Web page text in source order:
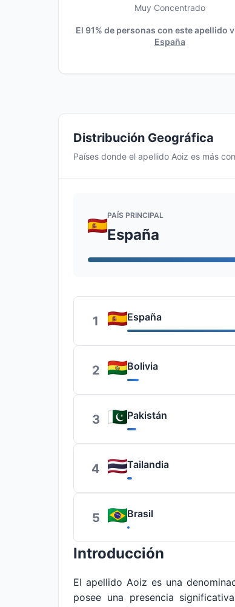
Muy Concentrado
El 91% de personas con este apellido
España
Distribución Geográfica
Países donde el apellido Aoiz es más
PAÍS PRINCIPAL
España
1 España
2 Bolivia
3 Pakistán
4 Tailandia
5 Brasil
Introducción
El apellido Aoiz es una
posee una presencia